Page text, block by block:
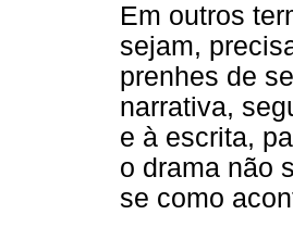
Em outros
sejam,
prenhes de
narrativa,
e à escrita,
o drama não
se como